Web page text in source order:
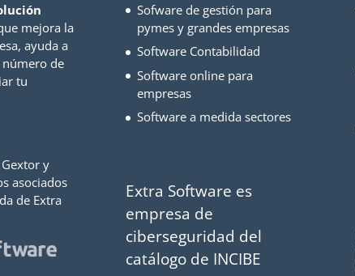
mejora la
ayuda a
de
tu
y
asociados
de Extra
Sofware de gestión para
pymes y grandes empresas
Software Contabilidad
Software online para
empresas
Software a medida sectores
Extra Software es
empresa de
ciberseguridad del
catálogo de INCIBE